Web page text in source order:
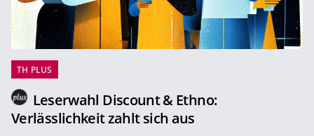
TH PLUS
Leserwahl Discount & Ethno:
Verlässlichkeit zahlt sich aus